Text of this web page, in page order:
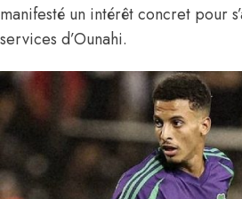
manifesté un intérêt concret pour
services d’Ounahi.